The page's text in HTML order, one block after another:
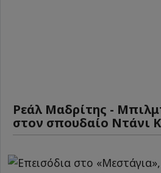
Ρεάλ Μαδρίτης -
στον σπουδαίο Ντάνι